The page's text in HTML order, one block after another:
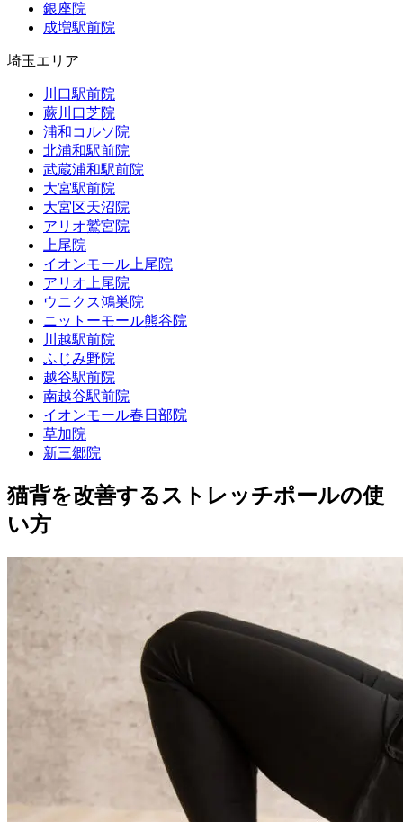
銀座院
成増駅前院
埼玉エリア
川口駅前院
蕨川口芝院
浦和コルソ院
北浦和駅前院
武蔵浦和駅前院
大宮駅前院
大宮区天沼院
アリオ鷲宮院
上尾院
イオンモール上尾院
アリオ上尾院
ウニクス鴻巣院
ニットーモール熊谷院
川越駅前院
ふじみ野院
越谷駅前院
南越谷駅前院
イオンモール春日部院
草加院
新三郷院
猫背を改善するストレッチポールの使
い方